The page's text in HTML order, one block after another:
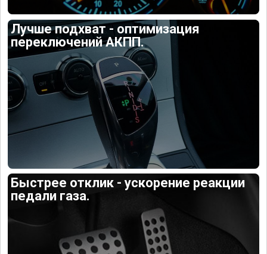
Лучше подхват - оптимизация
переключений АКПП.
Быстрее отклик - ускорение реакции
педали газа.